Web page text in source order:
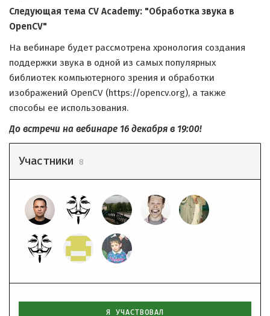
Следующая тема CV Academy: "Обработка звука в
OpenCV"
На вебинаре будет рассмотрена хронология создания
поддержки звука в одной из самых популярных
библиотек компьютерного зрения и обработки
изображений OpenCV (https://opencv.org), а также
способы ее использования.
До встречи на вебинаре 16 декабря в 19:00!
Участники 8
Я УЧАСТВОВАЛ